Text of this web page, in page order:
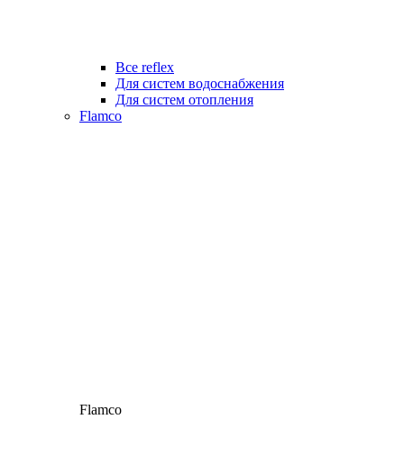
Все reflex
Для систем водоснабжения
Для систем отопления
Flamco
Flamco